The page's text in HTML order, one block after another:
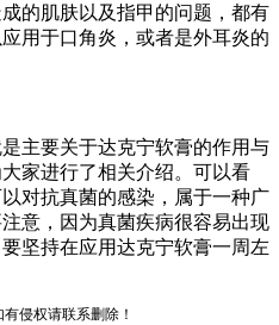
的肌肤以及指甲的问题，都有
用于口角炎，或者是外耳炎的
主要关于达克宁软膏的作用与
家进行了相关介绍。可以看
对抗真菌的感染，属于一种广
意，因为真菌疾病很容易出现
坚持在应用达克宁软膏一周左
侵权请联系删除！